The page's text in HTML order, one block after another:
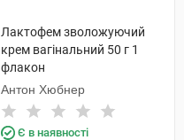
Лактофем зволожуючий
крем вагінальний 50 г 1
флакон
Антон Хюбнер
Є в наявності